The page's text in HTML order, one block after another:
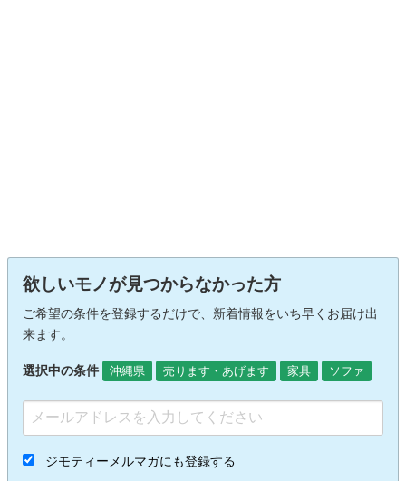
欲しいモノが見つからなかった方
ご希望の条件を登録するだけで、新着情報をいち早くお届け出
来ます。
選択中の条件 沖縄県 売ります・あげます 家具 ソファ
ジモティーメルマガにも登録する